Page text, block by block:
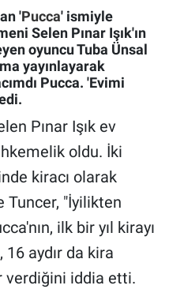
'Pucca' ismiyle
Selen Pınar Işık'ın
oyuncu Tuba Ünsal
yayınlayarak
Pucca. 'Evimi
Pınar Işık ev
oldu. İki
kiracı olarak
Tuncer, "İyilikten
ilk bir yıl kirayı
16 aydır da kira
verdiğini iddia etti.